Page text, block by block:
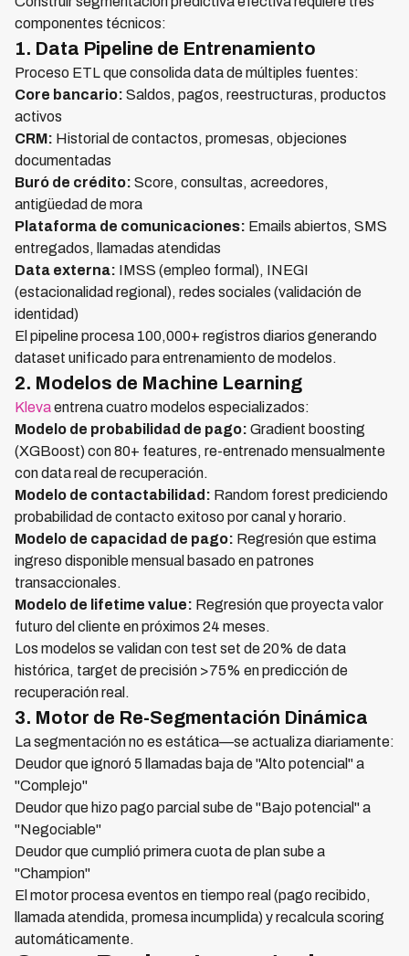
componentes técnicos:
1. Data Pipeline de Entrenamiento
Proceso ETL que consolida data de múltiples fuentes:
Core bancario: Saldos, pagos, reestructuras, productos
activos
CRM: Historial de contactos, promesas, objeciones
documentadas
Buró de crédito: Score, consultas, acreedores,
antigüedad de mora
Plataforma de comunicaciones: Emails abiertos, SMS
entregados, llamadas atendidas
Data externa: IMSS (empleo formal), INEGI
(estacionalidad regional), redes sociales (validación de
identidad)
El pipeline procesa 100,000+ registros diarios generando
dataset unificado para entrenamiento de modelos.
2. Modelos de Machine Learning
Klevaentrena cuatro modelos especializados:
Modelo de probabilidad de pago: Gradient boosting
(XGBoost) con 80+ features, re-entrenado mensualmente
con data real de recuperación.
Modelo de contactabilidad: Random forest prediciendo
probabilidad de contacto exitoso por canal y horario.
Modelo de capacidad de pago: Regresión que estima
ingreso disponible mensual basado en patrones
transaccionales.
Modelo de lifetime value: Regresión que proyecta valor
futuro del cliente en próximos 24 meses.
Los modelos se validan con test set de 20% de data
histórica, target de precisión >75% en predicción de
recuperación real.
3. Motor de Re-Segmentación Dinámica
La segmentación no es estática—se actualiza diariamente:
Deudor que ignoró 5 llamadas baja de "Alto potencial" a
"Complejo"
Deudor que hizo pago parcial sube de "Bajo potencial" a
"Negociable"
Deudor que cumplió primera cuota de plan sube a
"Champion"
El motor procesa eventos en tiempo real (pago recibido,
llamada atendida, promesa incumplida) y recalcula scoring
automáticamente.